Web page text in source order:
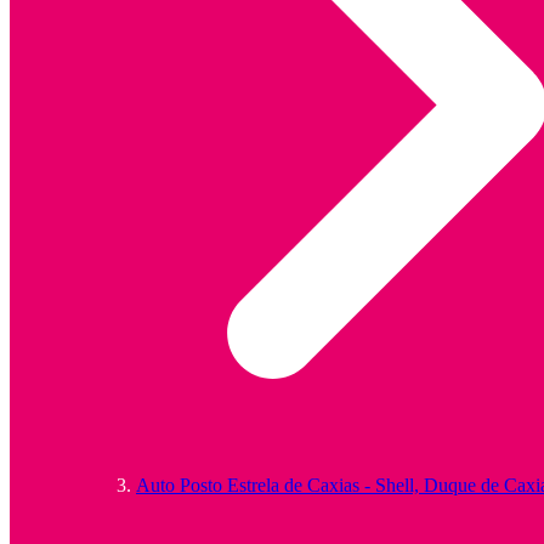
Auto Posto Estrela de Caxias - Shell, Duque de